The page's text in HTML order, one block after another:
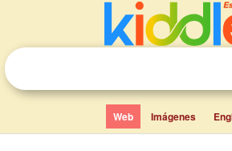
Web Imágenes